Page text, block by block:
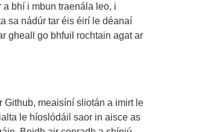
bhí i mbun traenála leo, i
sa nádúr tar éis éirí le déanaí
gheall go bhfuil rochtain agat ar
Github, meaisíní sliotán a imirt le
le híoslódáil saor in aisce as